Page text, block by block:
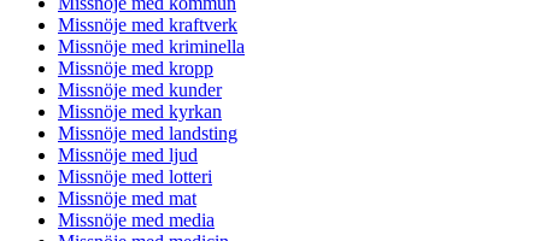
Missnöje med kraftverk
Missnöje med kriminella
Missnöje med kropp
Missnöje med kunder
Missnöje med kyrkan
Missnöje med landsting
Missnöje med ljud
Missnöje med lotteri
Missnöje med mat
Missnöje med media